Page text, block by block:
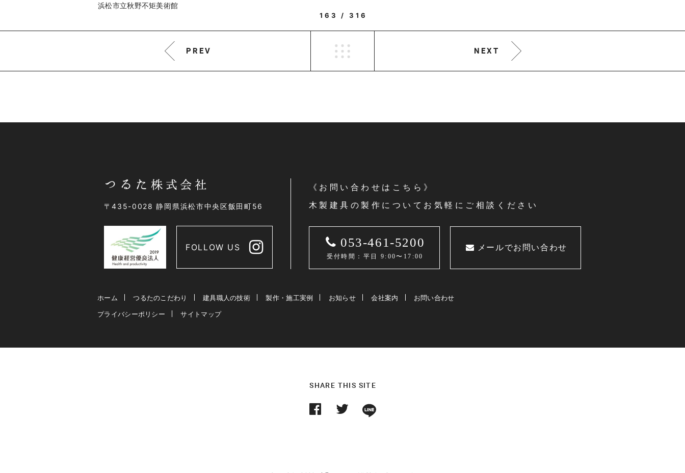
浜松市立秋野不矩美術館
163 / 316
PREV NEXT
〒435-0028 静岡県浜松市中央区飯田町56
FOLLOW US
《お問い合わせはこちら》
木製建具の製作についてお気軽にご相談ください
053-461-5200
受付時間：平日 9:00〜17:00
メールでお問い合わせ
ホーム つるたのこだわり 建具職人の技術 製作・施工実例 お知らせ 会社案内
お問い合わせ
プライバシーポリシー
サイトマップ
SHARE THIS SITE